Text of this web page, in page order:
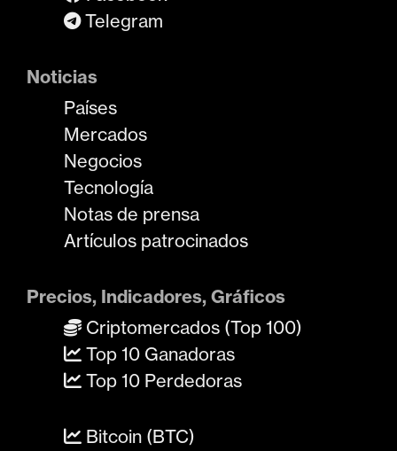
Telegram
Noticias
Países
Mercados
Negocios
Tecnología
Notas de prensa
Artículos patrocinados
Precios, Indicadores, Gráficos
Criptomercados (Top 100)
Top 10 Ganadoras
Top 10 Perdedoras
Bitcoin (BTC)